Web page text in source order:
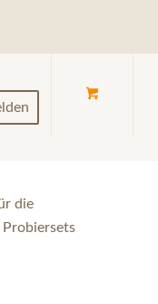
die
Probiersets